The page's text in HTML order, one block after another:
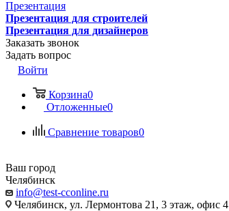
Презентация
Презентация для строителей
Презентация для дизайнеров
Заказать звонок
Задать вопрос
Войти
Корзина0
Отложенные0
Сравнение товаров0
Ваш город
Челябинск
info@test-cconline.ru
Челябинск, ул. Лермонтова 21, 3 этаж, офис 4